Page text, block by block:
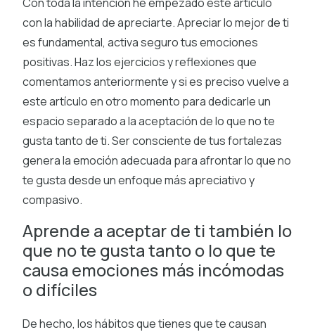
con la habilidad de apreciarte. Apreciar lo mejor de ti
es fundamental, activa seguro tus emociones
positivas. Haz los ejercicios y reflexiones que
comentamos anteriormente y si es preciso vuelve a
este artículo en otro momento para dedicarle un
espacio separado a la aceptación de lo que no te
gusta tanto de ti. Ser consciente de tus fortalezas
genera la emoción adecuada para afrontar lo que no
te gusta desde un enfoque más apreciativo y
compasivo.
Aprende a aceptar de ti también lo
que no te gusta tanto o lo que te
causa emociones más incómodas
o difíciles
De hecho, los hábitos que tienes que te causan